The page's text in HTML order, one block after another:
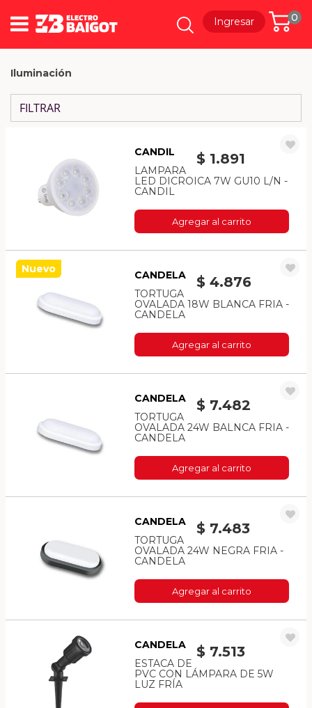
0
Ingresar
Iluminación
FILTRAR
$ 1.891
CANDIL
LAMPARA
LED DICROICA 7W GU10 L/N -
CANDIL
Agregar al carrito
Nuevo
$ 4.876
CANDELA
TORTUGA
OVALADA 18W BLANCA FRIA -
CANDELA
Agregar al carrito
$ 7.482
CANDELA
TORTUGA
OVALADA 24W BALNCA FRIA -
CANDELA
Agregar al carrito
$ 7.483
CANDELA
TORTUGA
OVALADA 24W NEGRA FRIA -
CANDELA
Agregar al carrito
$ 7.513
CANDELA
ESTACA DE
PVC CON LÁMPARA DE 5W
LUZ FRÍA